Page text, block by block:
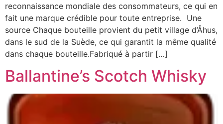
reconnaissance mondiale des consommateurs, ce qui en
fait une marque crédible pour toute entreprise. Une
source Chaque bouteille provient du petit village d’Åhus,
dans le sud de la Suède, ce qui garantit la même qualité
dans chaque bouteille.Fabriqué à partir […]
Ballantine’s Scotch Whisky